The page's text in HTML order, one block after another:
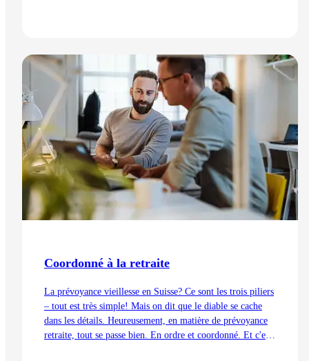
Lire l'article
Coordonné à la retraite
La prévoyance vieillesse en Suisse? Ce sont les trois piliers
– tout est très simple! Mais on dit que le diable se cache
dans les détails. Heureusement, en matière de prévoyance
retraite, tout se passe bien. En ordre et coordonné. Et c'est